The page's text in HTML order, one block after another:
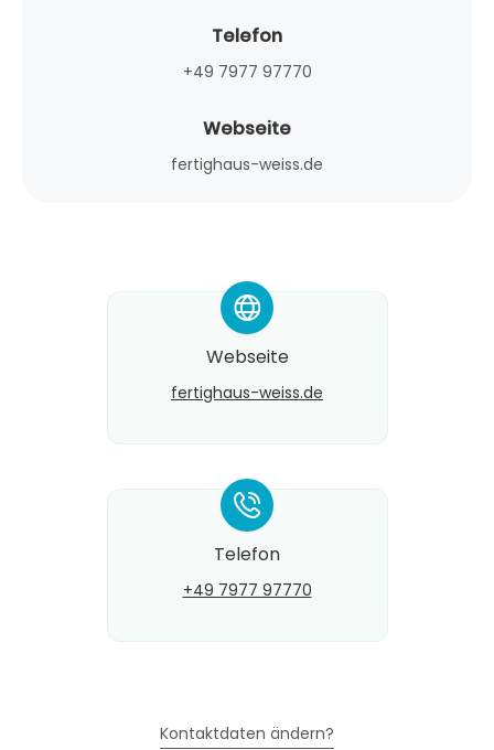
Telefon
+49 7977 97770
Webseite
fertighaus-weiss.de
*
Webseite
fertighaus-weiss.de
*
Telefon
+49 7977 97770
Kontaktdaten ändern?